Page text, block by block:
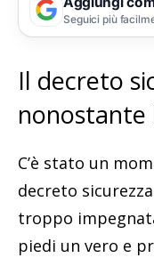
Seguici più
Il decreto
nonostante
C’è stato un
decreto
troppo
piedi un vero e